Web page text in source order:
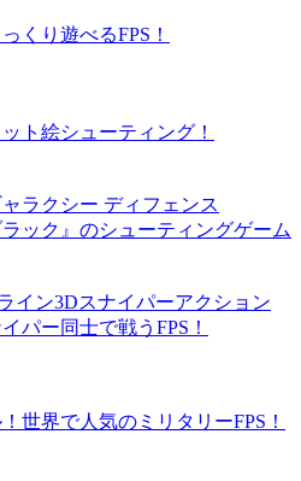
くり遊べるFPS！
ト絵シューティング！
ラクシー ディフェンス
ック』のシューティングゲーム
イン3Dスナイパーアクション
パー同士で戦うFPS！
世界で人気のミリタリーFPS！